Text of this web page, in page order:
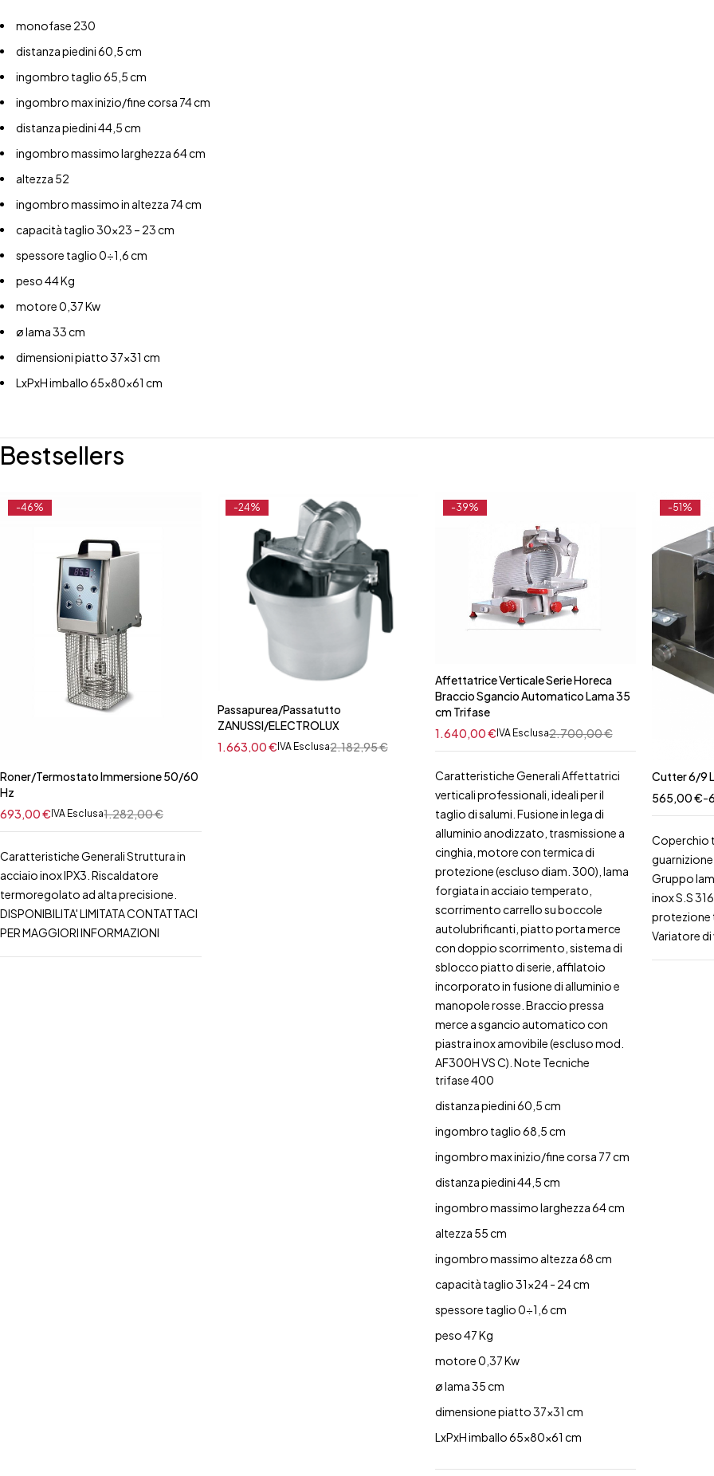
monofase 230
distanza piedini 60,5 cm
ingombro taglio 65,5 cm
ingombro max inizio/fine corsa 74 cm
distanza piedini 44,5 cm
ingombro massimo larghezza 64 cm
altezza 52
ingombro massimo in altezza 74 cm
capacità taglio 30×23 – 23 cm
spessore taglio 0÷1,6 cm
peso 44 Kg
motore 0,37 Kw
ø lama 33 cm
dimensioni piatto 37×31 cm
LxPxH imballo 65x80x61 cm
Bestsellers
-46%
Roner/Termostato Immersione 50/60
Hz
1.282,00€
693,00€IVA Esclusa
Caratteristiche Generali Struttura in
acciaio inox IPX3. Riscaldatore
termoregolato ad alta precisione.
DISPONIBILITA' LIMITATA CONTATTACI
PER MAGGIORI INFORMAZIONI
-24%
Passapurea/Passatutto
ZANUSSI/ELECTROLUX
2.182,95€
1.663,00€ IVA Esclusa
-39%
Affettatrice Verticale Serie Horeca
Braccio Sgancio Automatico Lama 35
cm Trifase
2.700,00€
1.640,00€ IVA Esclusa
Caratteristiche Generali Affettatrici
verticali professionali, ideali per il
taglio di salumi. Fusione in lega di
alluminio anodizzato, trasmissione a
cinghia, motore con termica di
protezione (escluso diam. 300), lama
forgiata in acciaio temperato,
scorrimento carrello su boccole
autolubrificanti, piatto porta merce
con doppio scorrimento, sistema di
sblocco piatto di serie, affilatoio
incorporato in fusione di alluminio e
manopole rosse. Braccio pressa
merce a sgancio automatico con
piastra inox amovibile (escluso mod.
AF300H VS C). Note Tecniche
trifase 400
distanza piedini 60,5 cm
ingombro taglio 68,5 cm
ingombro max inizio/fine corsa 77 cm
distanza piedini 44,5 cm
ingombro massimo larghezza 64 cm
altezza 55 cm
ingombro massimo altezza 68 cm
capacità taglio 31x24 - 24 cm
spessore taglio 0÷1,6 cm
peso 47 Kg
motore 0,37 Kw
ø lama 35 cm
dimensione piatto 37x31 cm
LxPxH imballo 65x80x61 cm
-51%
Cutter 6/9
565,00€-
Coperchio
Gruppo
inox S.S
protezione
Variatore